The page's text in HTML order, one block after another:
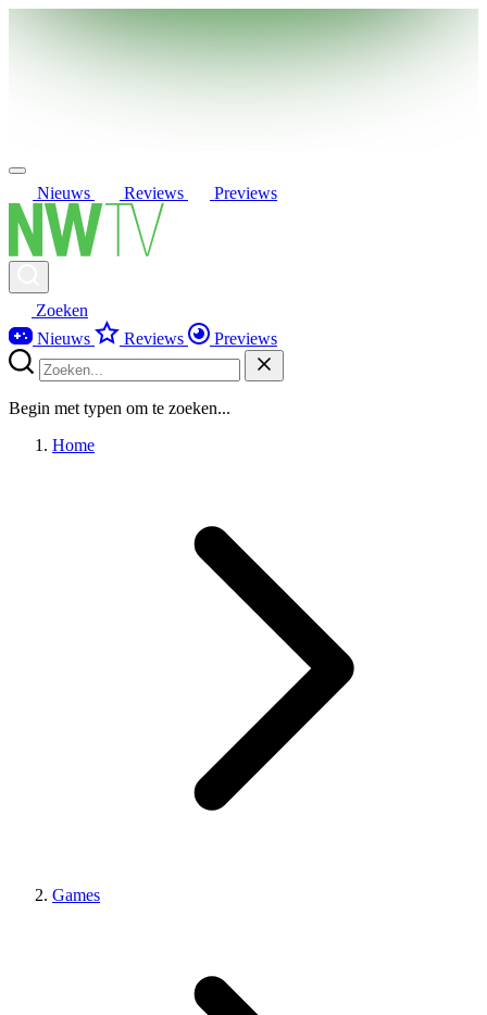
Nieuws Reviews Previews
Zoeken
Nieuws
Reviews Previews
Begin met typen om te zoeken...
Home
Games